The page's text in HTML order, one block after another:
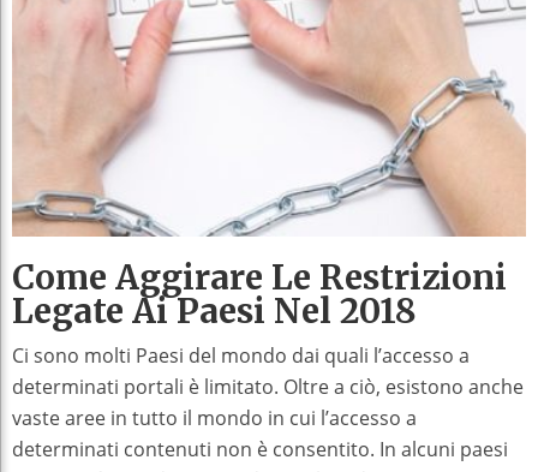
Come Aggirare Le Restrizioni
Legate Ai Paesi Nel 2018
Ci sono molti Paesi del mondo dai quali l’accesso a
determinati portali è limitato. Oltre a ciò, esistono anche
vaste aree in tutto il mondo in cui l’accesso a
determinati contenuti non è consentito. In alcuni paesi